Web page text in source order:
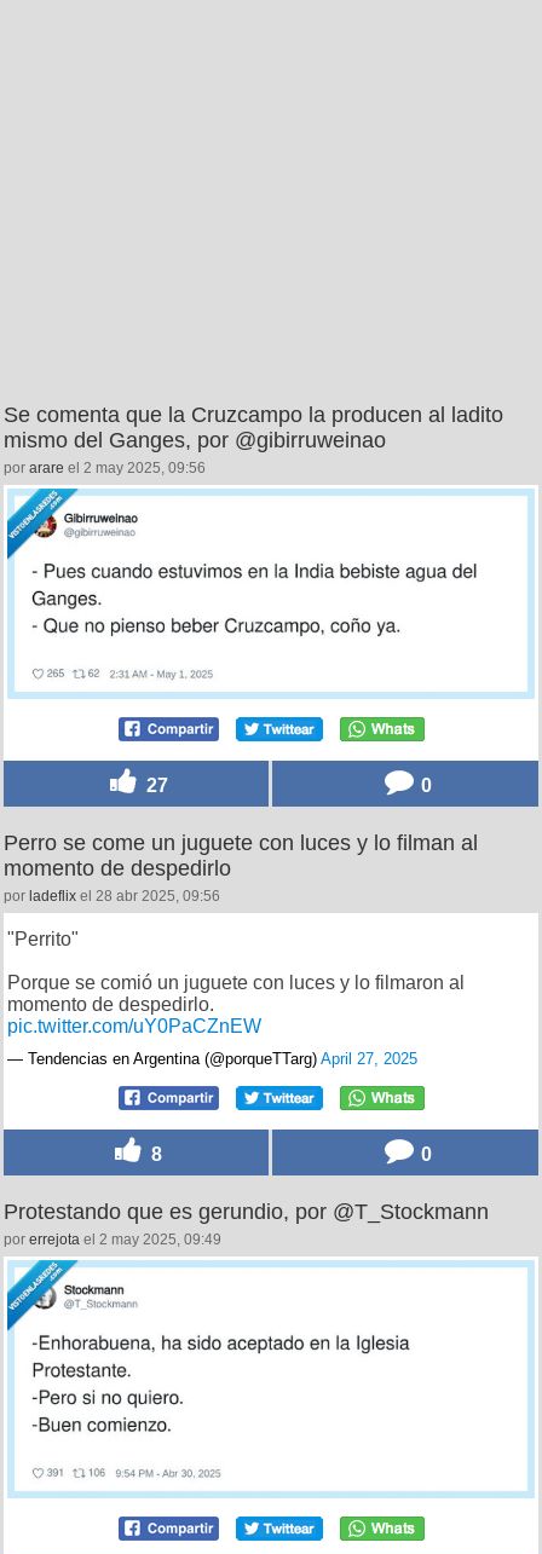
Se comenta que la Cruzcampo la producen al ladito
mismo del Ganges, por @gibirruweinao
por arare el 2 may 2025, 09:56
27 0
Perro se come un juguete con luces y lo filman al
momento de despedirlo
por ladeflix el 28 abr 2025, 09:56
"Perrito"
Porque se comió un juguete con luces y lo filmaron al
momento de despedirlo.
pic.twitter.com/uY0PaCZnEW
— Tendencias en Argentina (@porqueTTarg) April 27, 2025
8 0
Protestando que es gerundio, por @T_Stockmann
por errejota el 2 may 2025, 09:49